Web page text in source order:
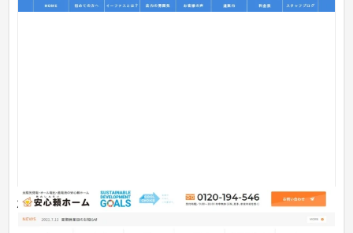
株式会社安心頼ホーム様 企業サイト・ブランドサイ
ト制作